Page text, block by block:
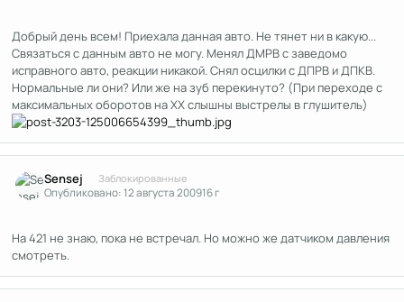
Добрый день всем! Приехала данная авто. Не тянет ни в какую...
Связаться с данным авто не могу. Менял ДМРВ с заведомо
исправного авто, реакции никакой. Снял осцилки с ДПРВ и ДПКВ.
Нормальные ли они? Или же на зуб перекинуто? (При переходе с
максимальных оборотов на ХХ слышны выстрелы в глушитель)
Sensej Заблокированные
Опубликовано:12 августа 200916 г
На 421 не знаю, пока не встречал. Но можно же датчиком давления
смотреть.